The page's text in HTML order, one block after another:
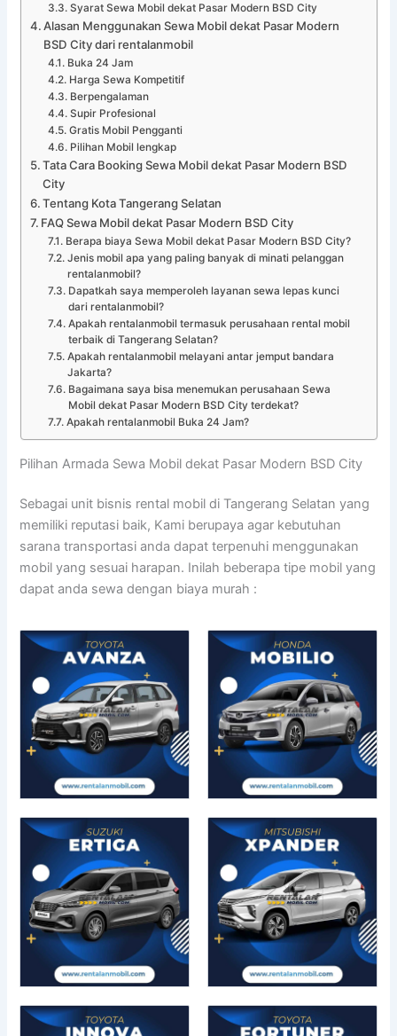
Syarat Sewa Mobil dekat Pasar Modern BSD City
Alasan Menggunakan Sewa Mobil dekat Pasar Modern
BSD City dari rentalanmobil
Buka 24 Jam
Harga Sewa Kompetitif
Berpengalaman
Supir Profesional
Gratis Mobil Pengganti
Pilihan Mobil lengkap
Tata Cara Booking Sewa Mobil dekat Pasar Modern BSD
City
Tentang Kota Tangerang Selatan
FAQ Sewa Mobil dekat Pasar Modern BSD City
Berapa biaya Sewa Mobil dekat Pasar Modern BSD City?
Jenis mobil apa yang paling banyak di minati pelanggan
rentalanmobil?
Dapatkah saya memperoleh layanan sewa lepas kunci
dari rentalanmobil?
Apakah rentalanmobil termasuk perusahaan rental mobil
terbaik di Tangerang Selatan?
Apakah rentalanmobil melayani antar jemput bandara
Jakarta?
Bagaimana saya bisa menemukan perusahaan Sewa
Mobil dekat Pasar Modern BSD City terdekat?
Apakah rentalanmobil Buka 24 Jam?
Pilihan Armada Sewa Mobil dekat Pasar Modern BSD City
Sebagai unit bisnis rental mobil di Tangerang Selatan yang
memiliki reputasi baik, Kami berupaya agar kebutuhan
sarana transportasi anda dapat terpenuhi menggunakan
mobil yang sesuai harapan. Inilah beberapa tipe mobil yang
dapat anda sewa dengan biaya murah :